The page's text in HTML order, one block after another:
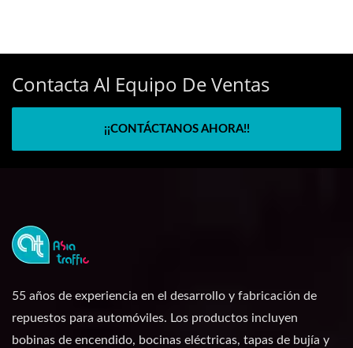
Contacta Al Equipo De Ventas
¡¡CONTÁCTANOS AHORA!!
55 años de experiencia en el desarrollo y fabricación de
repuestos para automóviles. Los productos incluyen
bobinas de encendido, bocinas eléctricas, tapas de bujía y